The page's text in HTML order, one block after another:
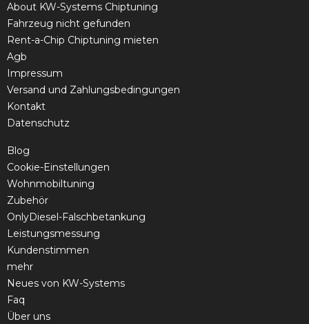
About KW-Systems Chiptuning
Fahrzeug nicht gefunden
Rent-a-Chip Chiptuning mieten
Agb
Impressum
Versand und Zahlungsbedingungen
Kontakt
Datenschutz
Blog
Cookie-Einstellungen
Wohnmobiltuning
Zubehör
OnlyDiesel-Falschbetankung
Leistungsmessung
Kundenstimmen
mehr
Neues von KW-Systems
Faq
Über uns